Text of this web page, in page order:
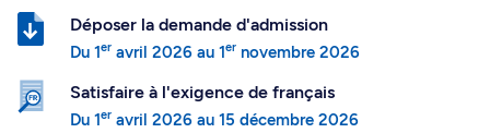
Déposer la demande d'admission
Du 1er avril 2026 au 1er novembre 2026
Satisfaire à l'exigence de français
Du 1er avril 2026 au 15 décembre 2026